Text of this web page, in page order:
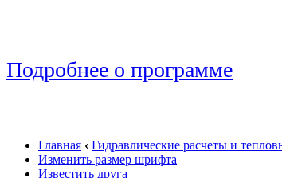
Подробнее о программе
Главная ‹ Гидравлические расчеты и
Изменить размер шрифта
Известить друга